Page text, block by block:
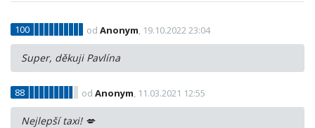
100 od Anonym, 19.10.2022 23:04
Super, děkuji Pavlína
88 od Anonym, 11.03.2021 12:55
Nejlepší taxi! 💋